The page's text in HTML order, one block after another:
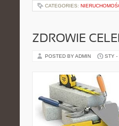
CATEGORIES:
ZDROWIE
POSTED BY ADMIN STY -